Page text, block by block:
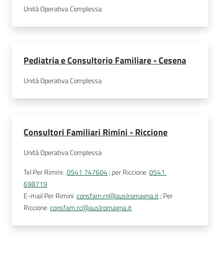
Unità Operativa Complessa
Pediatria e Consultorio Familiare - Cesena
Unità Operativa Complessa
Consultori Familiari Rimini - Riccione
Unità Operativa Complessa
Tel Per Rimini: 0541 747604 ; per Riccione 0541
698719
E-mail Per Rimini consfam.rn@auslromagna.it ; Per
Riccione consfam.rc@auslromagna.it